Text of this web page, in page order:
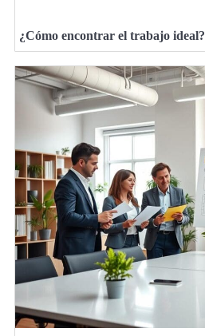
¿Cómo encontrar el trabajo ideal?